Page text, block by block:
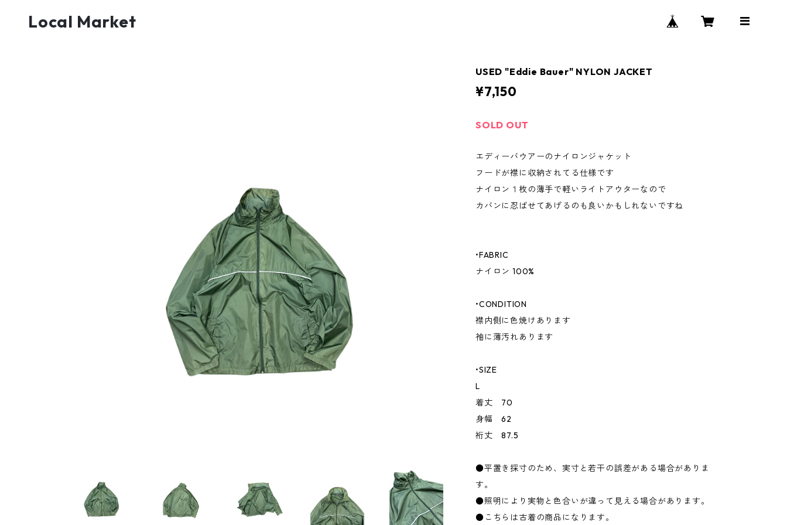
Local Market
USED "Eddie Bauer" NYLON JACKET
¥7,150
SOLD OUT
エディーバウアーのナイロンジャケット
フードが襟に収納されてる仕様です
ナイロン１枚の薄手で軽いライトアウターなので
カバンに忍ばせてあげるのも良いかもしれないですね
•FABRIC
ナイロン 100%
•CONDITION
襟内側に色焼けあります
袖に薄汚れあります
•SIZE
L
着丈 70
身幅 62
裄丈 87.5
●平置き採寸のため、実寸と若干の誤差がある場合がありま
す。
●照明により実物と色合いが違って見える場合があります。
●こちらは古着の商品になります。